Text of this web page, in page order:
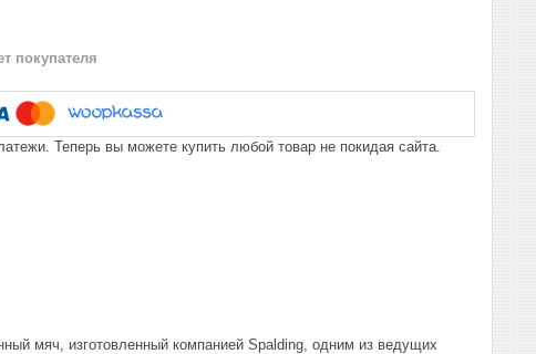
покупателя
Теперь вы можете купить любой товар не покидая сайта.
мяч, изготовленный компанией Spalding, одним из ведущих